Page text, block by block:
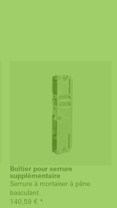
Boîtier pour serrure
supplémentaire
Serrure à mortaiser à pêne
basculant
140,59 € *